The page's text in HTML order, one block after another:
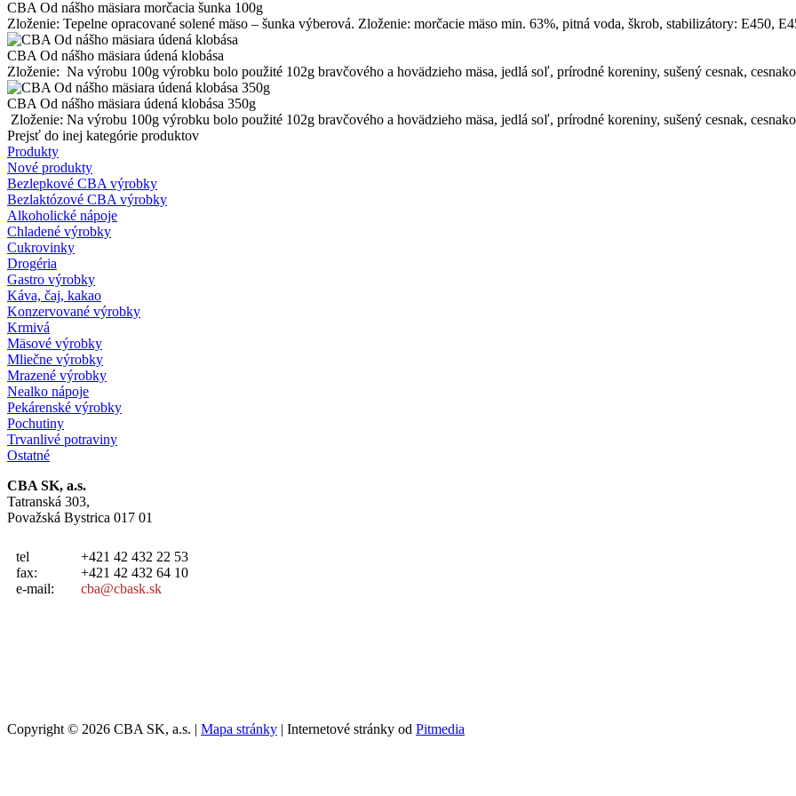
CBA Od nášho mäsiara morčacia šunka 100g
Zloženie: Tepelne opracované solené mäso – šunka výberová. Zloženie: morčacie mäso min. 63%, pitná voda, škrob, stabilizátory: E450,
CBA Od nášho mäsiara údená klobása
Zloženie: Na výrobu 100g výrobku bolo použité 102g bravčového a hovädzieho mäsa, jedlá soľ, prírodné koreniny, sušený cesnak,
CBA Od nášho mäsiara údená klobása 350g
Zloženie: Na výrobu 100g výrobku bolo použité 102g bravčového a hovädzieho mäsa, jedlá soľ, prírodné koreniny, sušený cesnak,
Prejsť do inej kategórie produktov
Produkty
Nové produkty
Bezlepkové CBA výrobky
Bezlaktózové CBA výrobky
Alkoholické nápoje
Chladené výrobky
Cukrovinky
Drogéria
Gastro výrobky
Káva, čaj, kakao
Konzervované výrobky
Krmivá
Mäsové výrobky
Mliečne výrobky
Mrazené výrobky
Nealko nápoje
Pekárenské výrobky
Pochutiny
Trvanlivé potraviny
Ostatné
CBA SK, a.s.
Tatranská 303,
Považská Bystrica 017 01
tel
fax:
e-mail:
+421 42 432 22 53
+421 42 432 64 10
cba@cbask.sk
Copyright © 2026 CBA SK, a.s. | Mapa stránky | Internetové stránky od Pitmedia